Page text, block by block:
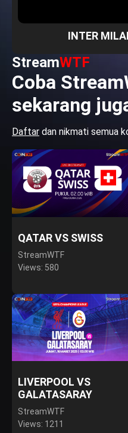
INTER
StreamWTF
Coba
sekarang
Daftar dan nikmati semua
QATAR VS SWISS
StreamWTF
Views: 580
LIVERPOOL VS
GALATASARAY
StreamWTF
Views: 1211